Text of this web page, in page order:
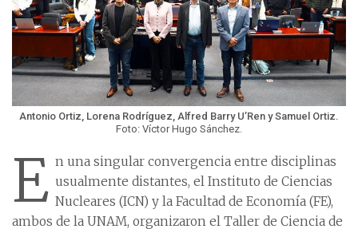
Antonio Ortiz, Lorena Rodríguez, Alfred Barry U’Ren y Samuel Ortiz.
Foto: Víctor Hugo Sánchez.
E n una singular convergencia entre disciplinas
usualmente distantes, el Instituto de Ciencias
Nucleares (ICN) y la Facultad de Economía (FE),
ambos de la UNAM, organizaron el Taller de Ciencia de